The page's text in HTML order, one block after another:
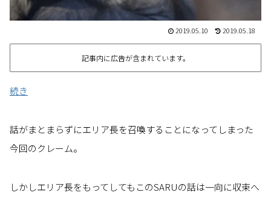
2019.05.10 2019.05.18
記事内に広告が含まれています。
続き
話がまとまらずにエリア長を召喚することになってしまった
今回のクレーム。
しかしエリア長をもってしてもこのSARUの話は一向に収束へ